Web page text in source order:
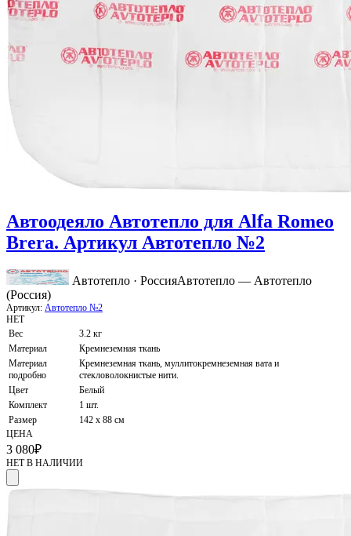
Автоодеяло Автотепло для Alfa Romeo
Brera. Артикул Автотепло №2
Автотепло · РоссияАвтотепло — Автотепло
(Россия)
Артикул: Автотепло №2
НЕТ
Вес
3.2 кг
Материал
Кремнеземная ткань
Материал
подробно
Кремнеземная ткань, муллитокремнеземная вата и
стекловолокнистые нити.
Цвет
Белый
Комплект
1 шт.
Размер
142 х 88 см
ЦЕНА
3 080₽
НЕТ В НАЛИЧИИ